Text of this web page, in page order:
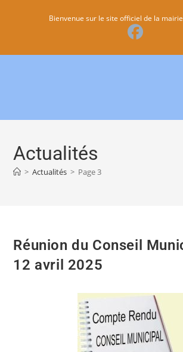
Bienvenue sur le site officiel de la
Actualités
> Actualités > Page 3
Réunion du Conseil
12 avril 2025